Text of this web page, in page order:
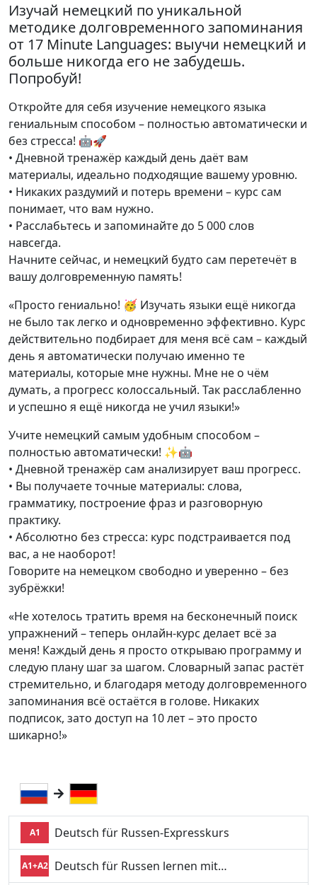
Изучай немецкий по уникальной
методике долговременного запоминания
от 17 Minute Languages: выучи немецкий и
больше никогда его не забудешь.
Попробуй!
Откройте для себя изучение немецкого языка
гениальным способом – полностью автоматически и
без стресса! 🤖🚀
• Дневной тренажёр каждый день даёт вам
материалы, идеально подходящие вашему уровню.
• Никаких раздумий и потерь времени – курс сам
понимает, что вам нужно.
• Расслабьтесь и запоминайте до 5 000 слов
навсегда.
Начните сейчас, и немецкий будто сам перетечёт в
вашу долговременную память!
«Просто гениально! 🥳 Изучать языки ещё никогда
не было так легко и одновременно эффективно. Курс
действительно подбирает для меня всё сам – каждый
день я автоматически получаю именно те
материалы, которые мне нужны. Мне не о чём
думать, а прогресс колоссальный. Так расслабленно
и успешно я ещё никогда не учил языки!»
Учите немецкий самым удобным способом –
полностью автоматически! ✨🤖
• Дневной тренажёр сам анализирует ваш прогресс.
• Вы получаете точные материалы: слова,
грамматику, построение фраз и разговорную
практику.
• Абсолютно без стресса: курс подстраивается под
вас, а не наоборот!
Говорите на немецком свободно и уверенно – без
зубрёжки!
«Не хотелось тратить время на бесконечный поиск
упражнений – теперь онлайн-курс делает всё за
меня! Каждый день я просто открываю программу и
следую плану шаг за шагом. Словарный запас растёт
стремительно, и благодаря методу долговременного
запоминания всё остаётся в голове. Никаких
подписок, зато доступ на 10 лет – это просто
шикарно!»
A1 Deutsch für Russen-Expresskurs
A1+A2 Deutsch für Russen lernen mit…